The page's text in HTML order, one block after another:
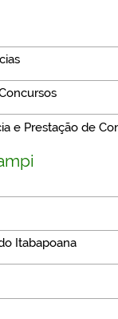
e Prestação de
Itabapoana